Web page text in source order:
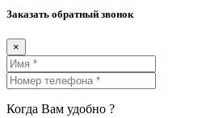
Заказать обратный звонок
×
Когда Вам удобно ?